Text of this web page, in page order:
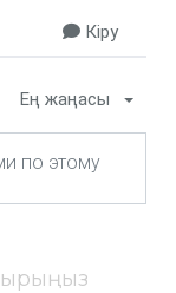
Кіру
Ең жаңасы